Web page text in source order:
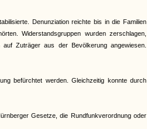
Denunziation reichte bis in die Familien
Widerstandsgruppen wurden zerschlagen,
Zuträger aus der Bevölkerung angewiesen.
befürchtet werden. Gleichzeitig konnte durch
Gesetze, die Rundfunkverordnung oder